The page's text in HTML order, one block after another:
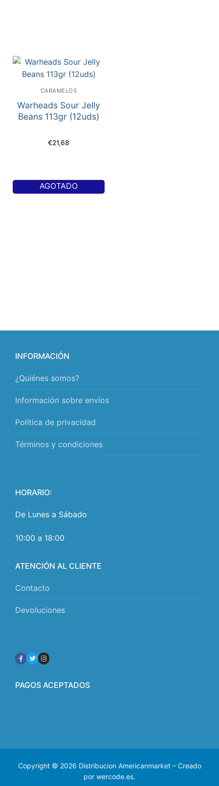
CARAMELOS
Warheads Sour Jelly
Beans 113gr (12uds)
€21,68
AGOTADO
INFORMACIÓN
¿Quiénes somos?
Información sobre envíos
Política de privacidad
Términos y condiciones
HORARIO:
De Lunes a Sábado
10:00 a 18:00
ATENCIÓN AL CLIENTE
Contacto
Devoluciones
PAGOS ACEPTADOS
Copyright © 2026 Distribucion Americanmarket – Creado
por wercode.es.